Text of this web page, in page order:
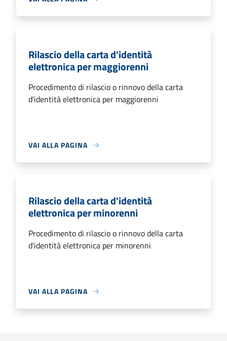
Rilascio della carta d'identità
elettronica per maggiorenni
Procedimento di rilascio o rinnovo della carta
d'identità elettronica per maggiorenni
VAI ALLA PAGINA
Rilascio della carta d'identità
elettronica per minorenni
Procedimento di rilascio o rinnovo della carta
d'identità elettronica per minorenni
VAI ALLA PAGINA